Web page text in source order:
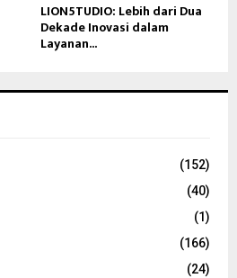
LION5TUDIO: Lebih dari Dua
Dekade Inovasi dalam
Layanan...
(152)
(40)
(1)
(166)
(24)